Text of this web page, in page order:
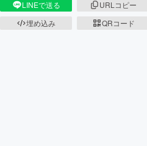
LINEで送る
URLコピー
埋め込み
QRコード